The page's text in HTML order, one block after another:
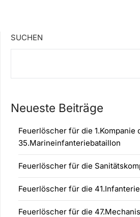
SUCHEN
Neueste Beiträge
Feuerlöscher für die 1.Kompanie
35.Marineinfanteriebataillon
Feuerlöscher für die
Feuerlöscher für die
Feuerlöscher für die